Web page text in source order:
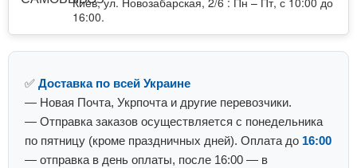
16:00.
✅ Доставка по всей Украине
— Новая Почта, Укрпочта и другие перевозчики.
— Отправка заказов осуществляется с понедельника
по пятницу (кроме праздничных дней). Оплата до 16:00
— отправка в день оплаты, после 16:00 — в